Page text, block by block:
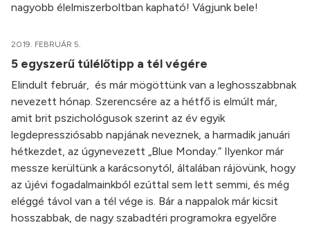
nagyobb élelmiszerboltban kapható! Vágjunk bele!
2019. FEBRUÁR 5.
5 egyszerű túlélőtipp a tél végére
Elindult február, és már mögöttünk van a leghosszabbnak
nevezett hónap. Szerencsére az a hétfő is elmúlt már,
amit brit pszichológusok szerint az év egyik
legdepressziósabb napjának neveznek, a harmadik januári
hétkezdet, az úgynevezett „Blue Monday.” Ilyenkor már
messze kerültünk a karácsonytól, általában rájövünk, hogy
az újévi fogadalmainkból ezúttal sem lett semmi, és még
eléggé távol van a tél vége is. Bár a nappalok már kicsit
hosszabbak, de nagy szabadtéri programokra egyelőre